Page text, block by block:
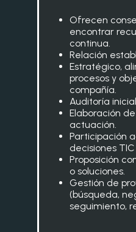
Ofrecen
encontrar
continua.
Relación
Estratégico,
procesos y
compañía.
Auditoría
Elaboración
actuación.
Participación
decisiones
Proposición
o soluciones.
Gestión de
(búsqueda,
seguimiento,